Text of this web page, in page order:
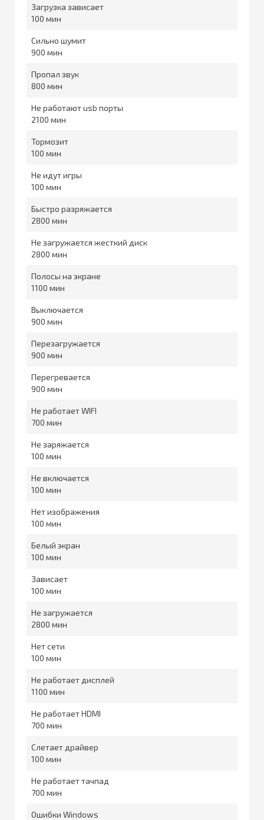
Загрузка зависает
100
Сильно шумит
900
Пропал звук
800
Не работают usb порты
2100
Тормозит
100
Не идут игры
100
Быстро разряжается
2800
Не загружается жесткий диск
2800
Полосы на экране
1100
Выключается
900
Перезагружается
900
Перегревается
900
Не работает WIFI
700
Не заряжается
100
Не включается
100
Нет изображения
100
Белый экран
100
Зависает
100
Не загружается
2800
Нет сети
100
Не работает дисплей
1100
Не работает HDMI
700
Слетает драйвер
100
Не работает тачпад
700
Ошибки Windows